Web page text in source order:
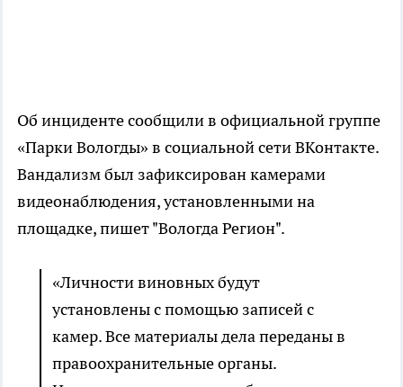
Об инциденте сообщили в официальной группе
«Парки Вологды» в социальной сети ВКонтакте.
Вандализм был зафиксирован камерами
видеонаблюдения, установленными на
площадке, пишет "Вологда Регион".
«Личности виновных будут
установлены с помощью записей с
камер. Все материалы дела переданы в
правоохранительные органы.